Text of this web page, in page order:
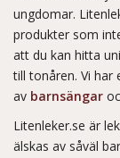
ungdomar.
produkter som
att du kan hitta
till tonåren. Vi har
av barnsängar
Litenleker.se är
älskas av såväl